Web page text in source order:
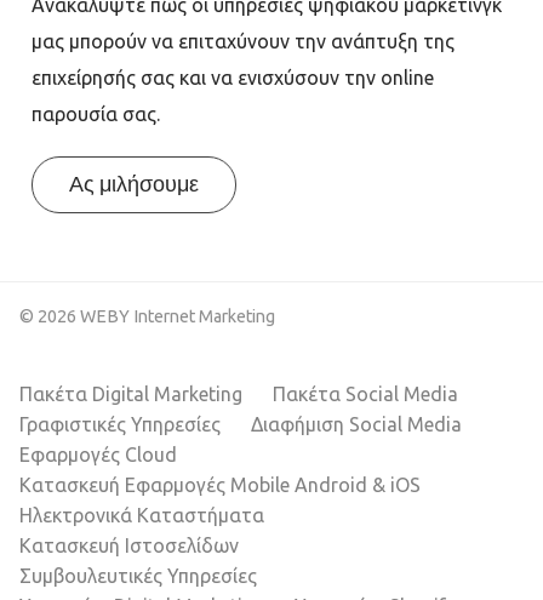
Ανακαλύψτε πώς οι υπηρεσίες ψηφιακού μάρκετινγκ
μας μπορούν να επιταχύνουν την ανάπτυξη της
επιχείρησής σας και να ενισχύσουν την online
παρουσία σας.
Ας μιλήσουμε
© 2026 WEBY Internet Marketing
Πακέτα Digital Marketing
Πακέτα Social Media
Γραφιστικές Υπηρεσίες
Διαφήμιση Social Media
Εφαρμογές Cloud
Κατασκευή Εφαρμογές Mobile Android & iOS
Ηλεκτρονικά Καταστήματα
Κατασκευή Ιστοσελίδων
Συμβουλευτικές Υπηρεσίες